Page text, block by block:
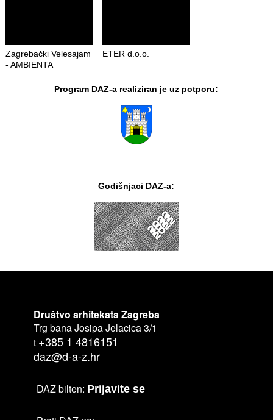
Zagrebački Velesajam
- AMBIENTA
ETER d.o.o.
Program DAZ-a realiziran je uz potporu:
Godišnjaci DAZ-a:
Društvo arhitekata Zagreba
Trg bana Josipa Jelacica 3/1
t +385 1 4816151
daz@d-a-z.hr
DAZ bilten: Prijavite se